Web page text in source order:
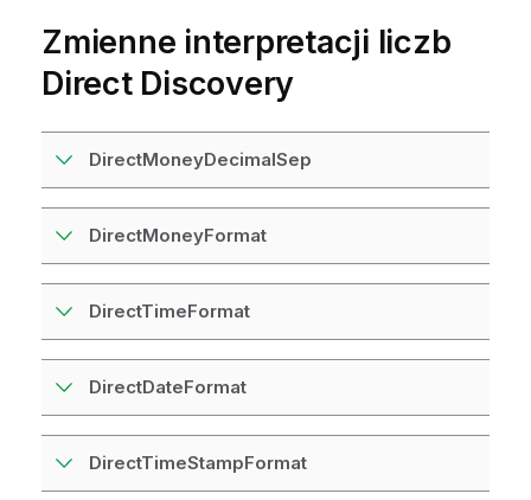
Zmienne interpretacji liczb
Direct Discovery
DirectMoneyDecimalSep
DirectMoneyFormat
DirectTimeFormat
DirectDateFormat
DirectTimeStampFormat